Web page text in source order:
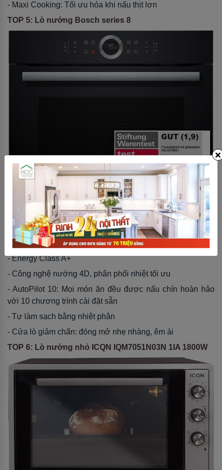
- Maxi Cooking: Tối ưu hóa khi nấu thịt lợn
TOP 5: Lò nướng Bosch series 8
- Kích thước: 54,8 x 59,5 x 59,5 cm/ 71 lít
- Energy Class A+
- Công nghệ nướng 4D, phân phối nhiệt tối ưu
- AutoPilot 10: Mọi món ăn đều được nấu chín hoàn hảo
với 10 chương trình cài đặt sẵn
- Tự làm sạch bằng nhiệt phân
- Cửa lò giảm chấn: đóng mở nhẹ nhàng, êm ái
TOP 6: Lò nướng nhỏ ICQN IQM7051N03N 1IA 1800W
×